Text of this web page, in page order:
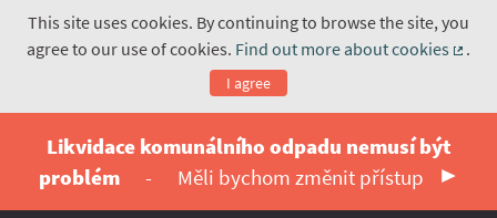
This site uses cookies. By continuing to browse the site, you
agree to our use of cookies. Find out more about cookies
.
I agree
Likvidace komunálního odpadu nemusí být
problém
- Měli bychom změnit přístup